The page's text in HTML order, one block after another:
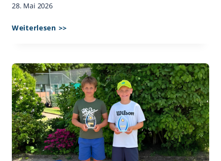
28. Mai 2026
Weiterlesen >>
Uetersen!
Raphael
Rehberg
Siegt
Beim
Blankeneser
Pfingstturnier